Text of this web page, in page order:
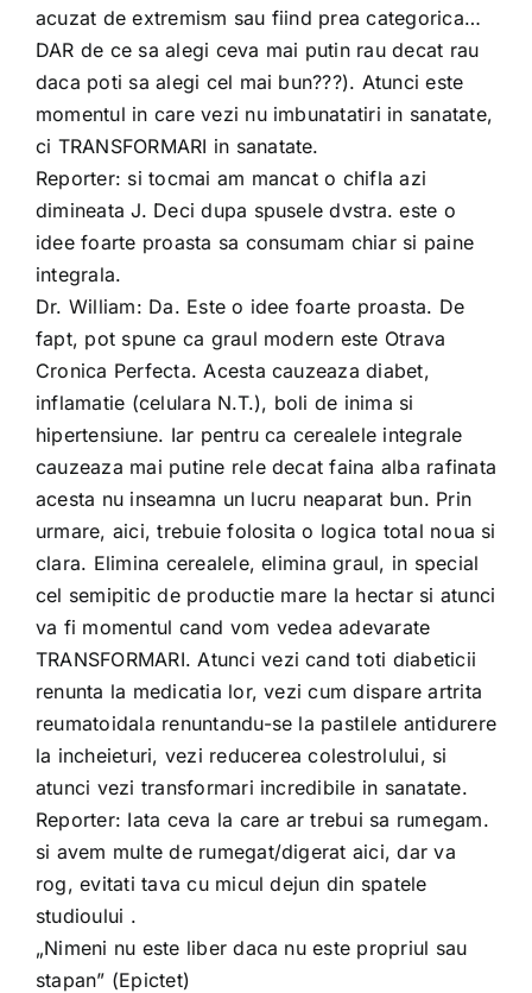
acuzat de extremism sau fiind prea categorica…
DAR de ce sa alegi ceva mai putin rau decat rau
daca poti sa alegi cel mai bun???). Atunci este
momentul in care vezi nu imbunatatiri in sanatate,
ci TRANSFORMARI in sanatate.
Reporter: si tocmai am mancat o chifla azi
dimineata J. Deci dupa spusele dvstra. este o
idee foarte proasta sa consumam chiar si paine
integrala.
Dr. William: Da. Este o idee foarte proasta. De
fapt, pot spune ca graul modern este Otrava
Cronica Perfecta. Acesta cauzeaza diabet,
inflamatie (celulara N.T.), boli de inima si
hipertensiune. Iar pentru ca cerealele integrale
cauzeaza mai putine rele decat faina alba rafinata
acesta nu inseamna un lucru neaparat bun. Prin
urmare, aici, trebuie folosita o logica total noua si
clara. Elimina cerealele, elimina graul, in special
cel semipitic de productie mare la hectar si atunci
va fi momentul cand vom vedea adevarate
TRANSFORMARI. Atunci vezi cand toti diabeticii
renunta la medicatia lor, vezi cum dispare artrita
reumatoidala renuntandu-se la pastilele antidurere
la incheieturi, vezi reducerea colestrolului, si
atunci vezi transformari incredibile in sanatate.
Reporter: Iata ceva la care ar trebui sa rumegam.
si avem multe de rumegat/digerat aici, dar va
rog, evitati tava cu micul dejun din spatele
studioului .
„Nimeni nu este liber daca nu este propriul sau
stapan” (Epictet)